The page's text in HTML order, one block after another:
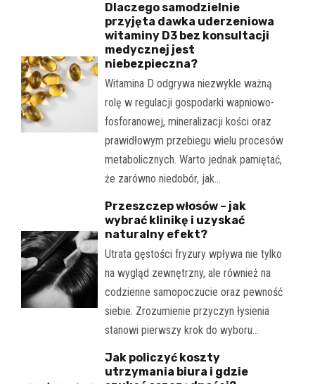
Dlaczego samodzielnie
przyjęta dawka uderzeniowa
witaminy D3 bez konsultacji
medycznej jest
niebezpieczna?
Witamina D odgrywa niezwykle ważną
rolę w regulacji gospodarki wapniowo-
fosforanowej, mineralizacji kości oraz
prawidłowym przebiegu wielu procesów
metabolicznych. Warto jednak pamiętać,
że zarówno niedobór, jak…
Przeszczep włosów – jak
wybrać klinikę i uzyskać
naturalny efekt?
Utrata gęstości fryzury wpływa nie tylko
na wygląd zewnętrzny, ale również na
codzienne samopoczucie oraz pewność
siebie. Zrozumienie przyczyn łysienia
stanowi pierwszy krok do wyboru…
Jak policzyć koszty
utrzymania biura i gdzie